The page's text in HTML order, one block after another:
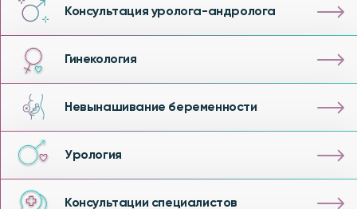
Консультация уролога-андролога
Гинекология
Невынашивание беременности
Урология
Консультации специалистов